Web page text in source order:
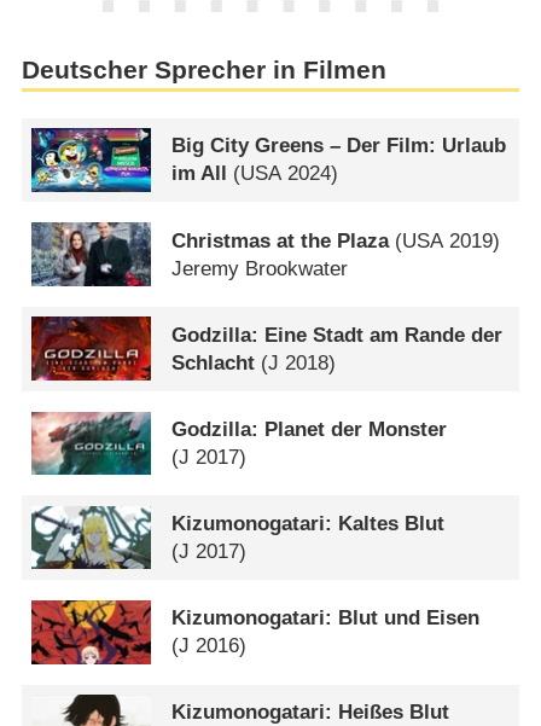
Deutscher Sprecher in Filmen
Big City Greens – Der Film: Urlaub
im All
(USA2024)
Christmas at the Plaza(USA 2019)
Jeremy Brookwater
Godzilla: Eine Stadt am Rande der
Schlacht (J 2018)
Godzilla: Planet der Monster
(J 2017)
Kizumonogatari: Kaltes Blut
(J 2017)
Kizumonogatari: Blut und Eisen
(J 2016)
Kizumonogatari: Heißes Blut